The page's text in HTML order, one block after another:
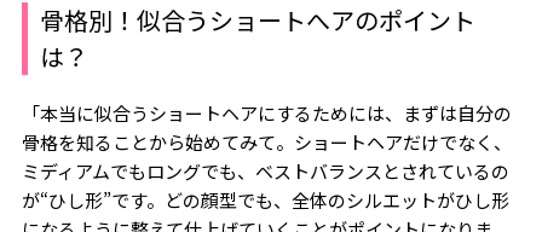
骨格別！似合うショートへアのポイント
は？
「本当に似合うショートヘアにするためには、まずは自分の
骨格を知ることから始めてみて。ショートヘアだけでなく、
ミディアムでもロングでも、ベストバランスとされているの
が“ひし形”です。どの顔型でも、全体のシルエットがひし形